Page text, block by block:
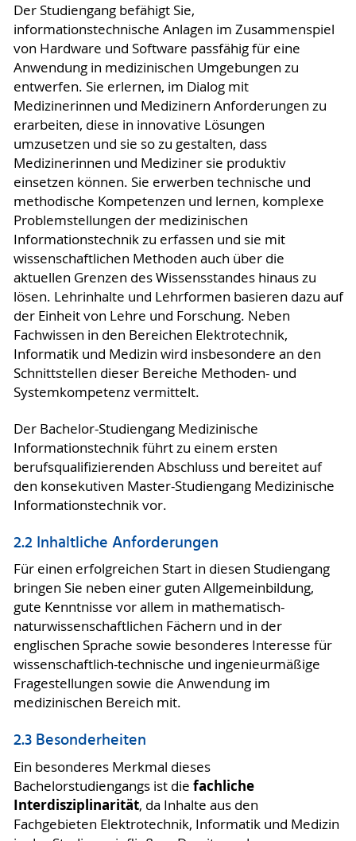
Der Studiengang befähigt Sie,
informationstechnische Anlagen im Zusammenspiel
von Hardware und Software passfähig für eine
Anwendung in medizinischen Umgebungen zu
entwerfen. Sie erlernen, im Dialog mit
Medizinerinnen und Medizinern Anforderungen zu
erarbeiten, diese in innovative Lösungen
umzusetzen und sie so zu gestalten, dass
Medizinerinnen und Mediziner sie produktiv
einsetzen können. Sie erwerben technische und
methodische Kompetenzen und lernen, komplexe
Problemstellungen der medizinischen
Informationstechnik zu erfassen und sie mit
wissenschaftlichen Methoden auch über die
aktuellen Grenzen des Wissensstandes hinaus zu
lösen. Lehrinhalte und Lehrformen basieren dazu auf
der Einheit von Lehre und Forschung. Neben
Fachwissen in den Bereichen Elektrotechnik,
Informatik und Medizin wird insbesondere an den
Schnittstellen dieser Bereiche Methoden- und
Systemkompetenz vermittelt.
Der Bachelor-Studiengang Medizinische
Informationstechnik führt zu einem ersten
berufsqualifizierenden Abschluss und bereitet auf
den konsekutiven Master-Studiengang Medizinische
Informationstechnik vor.
2.2 Inhaltliche Anforderungen
Für einen erfolgreichen Start in diesen Studiengang
bringen Sie neben einer guten Allgemeinbildung,
gute Kenntnisse vor allem in mathematisch-
naturwissenschaftlichen Fächern und in der
englischen Sprache sowie besonderes Interesse für
wissenschaftlich-technische und ingenieurmäßige
Fragestellungen sowie die Anwendung im
medizinischen Bereich mit.
2.3 Besonderheiten
Ein besonderes Merkmal dieses
Bachelorstudiengangs ist die fachliche
Interdisziplinarität, da Inhalte aus den
Fachgebieten Elektrotechnik, Informatik und Medizin